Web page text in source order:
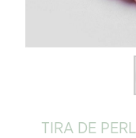
TIRA DE